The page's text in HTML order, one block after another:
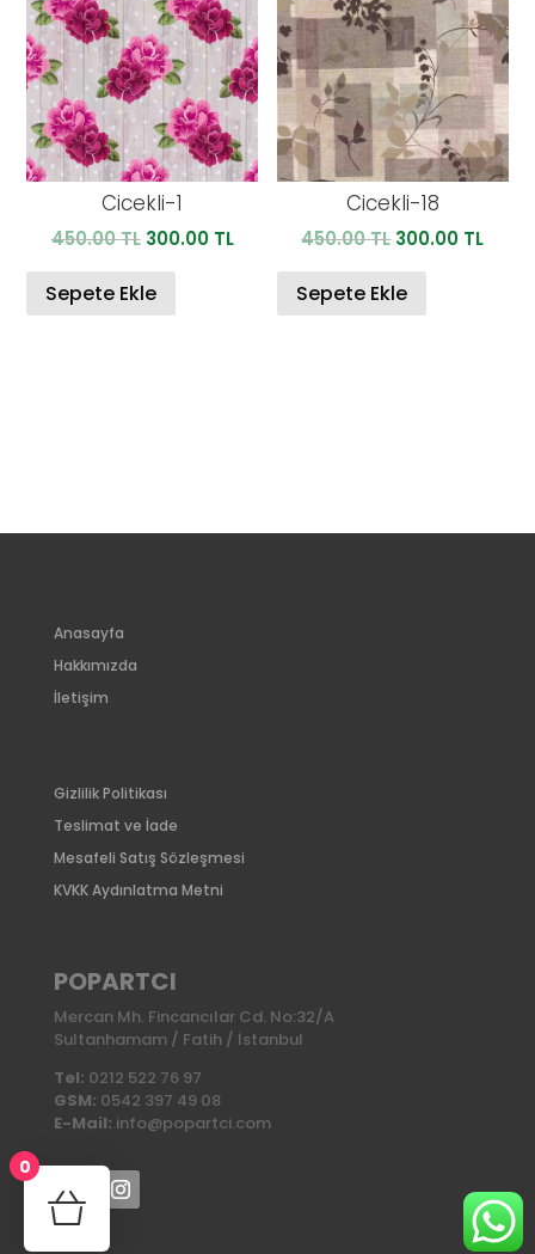
Cicekli-1
450.00TL Orijinal
450.00 TL.
300.00 TLŞu
300.00 TL.
Sepete Ekle
Cicekli-18
450.00TL Orijinal
450.00 TL.
300.00 TLŞu
Sepete Ekle
Anasayfa
Hakkımızda
İletişim
Gizlilik Politikası
Teslimat ve İade
Mesafeli Satış Sözleşmesi
KVKK Aydınlatma Metni
POPARTCI
Mercan Mh. Fincancılar Cd. No:32/A
Sultanhamam / Fatih / İstanbul
Tel: 0212 522 76 97
GSM: 0542 397 49 08
E-Mail: info@popartci.com
0